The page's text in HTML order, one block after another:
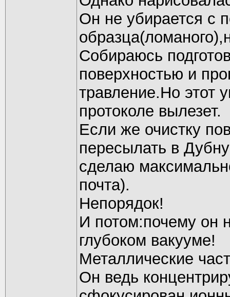
Он не убирается с
Собираюсь
поверхностью и
травление.Но этот
протоколе вылезет.
Если же очистку
пересылать в
сделаю
почта).
Непорядок!
И потом:почему он
глубоком вакууме!
Металлические
Он ведь